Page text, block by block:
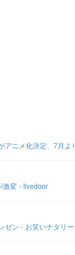
ニメ化決定、7月
激変 - livedoor
ゼン - お笑いナタリー